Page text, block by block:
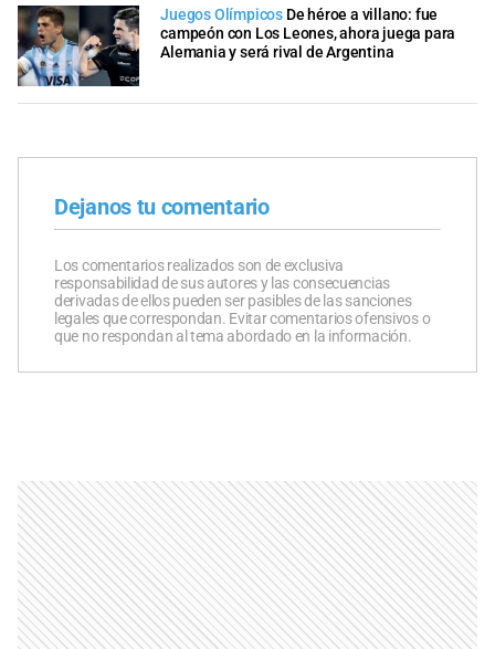
Juegos Olímpicos De héroe a villano: fue
campeón con Los Leones, ahora juega para
Alemania y será rival de Argentina
Dejanos tu comentario
Los comentarios realizados son de exclusiva
responsabilidad de sus autores y las consecuencias
derivadas de ellos pueden ser pasibles de las sanciones
legales que correspondan. Evitar comentarios ofensivos o
que no respondan al tema abordado en la información.